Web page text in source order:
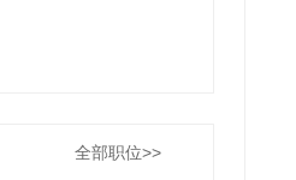
全部职位>>